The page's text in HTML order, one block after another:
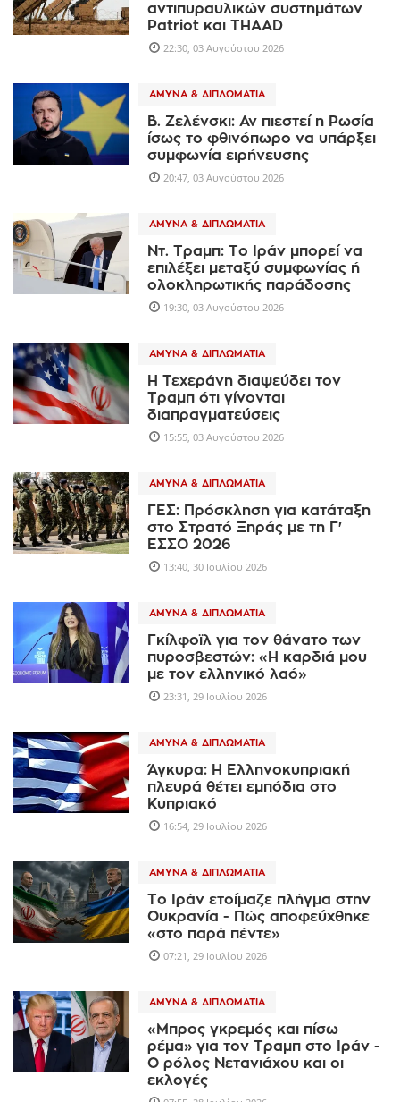
αντιπυραυλικών συστημάτων
Patriot και THAAD
22:30, 03 Αυγούστου 2026
ΆΜΥΝΑ & ΔΙΠΛΩΜΑΤΊΑ
Β. Ζελένσκι: Αν πιεστεί η Ρωσία
ίσως το φθινόπωρο να υπάρξει
συμφωνία ειρήνευσης
20:47, 03 Αυγούστου 2026
ΆΜΥΝΑ & ΔΙΠΛΩΜΑΤΊΑ
Ντ. Τραμπ: Το Ιράν μπορεί να
επιλέξει μεταξύ συμφωνίας ή
ολοκληρωτικής παράδοσης
19:30, 03 Αυγούστου 2026
ΆΜΥΝΑ & ΔΙΠΛΩΜΑΤΊΑ
Η Τεχεράνη διαψεύδει τον
Τραμπ ότι γίνονται
διαπραγματεύσεις
15:55, 03 Αυγούστου 2026
ΆΜΥΝΑ & ΔΙΠΛΩΜΑΤΊΑ
ΓΕΣ: Πρόσκληση για κατάταξη
στο Στρατό Ξηράς με τη Γ'
ΕΣΣΟ 2026
13:40, 30 Ιουλίου 2026
ΆΜΥΝΑ & ΔΙΠΛΩΜΑΤΊΑ
Γκίλφοϊλ για τον θάνατο των
πυροσβεστών: «Η καρδιά μου
με τον ελληνικό λαό»
23:31, 29 Ιουλίου 2026
ΆΜΥΝΑ & ΔΙΠΛΩΜΑΤΊΑ
Άγκυρα: Η Ελληνοκυπριακή
πλευρά θέτει εμπόδια στο
Κυπριακό
16:54, 29 Ιουλίου 2026
ΆΜΥΝΑ & ΔΙΠΛΩΜΑΤΊΑ
Το Ιράν ετοίμαζε πλήγμα στην
Ουκρανία - Πώς αποφεύχθηκε
«στο παρά πέντε»
07:21, 29 Ιουλίου 2026
ΆΜΥΝΑ & ΔΙΠΛΩΜΑΤΊΑ
«Μπρος γκρεμός και πίσω
ρέμα» για τον Τραμπ στο Ιράν -
Ο ρόλος Νετανιάχου και οι
εκλογές